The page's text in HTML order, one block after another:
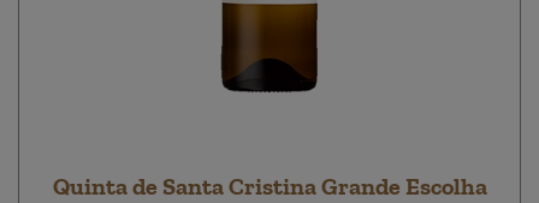
Quinta de Santa Cristina Grande Escolha